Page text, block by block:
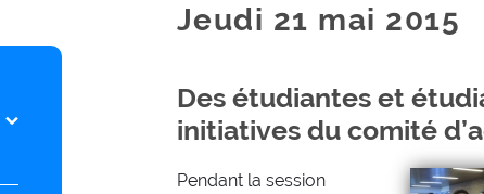
Jeudi 21 mai 2015
Des étudiantes et
initiatives du comité
Pendant la session